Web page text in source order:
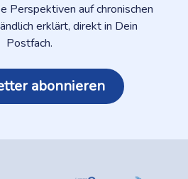
Perspektiven auf chronischen
erklärt, direkt in Dein
Postfach.
abonnieren